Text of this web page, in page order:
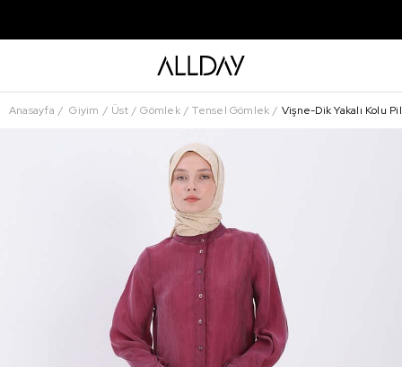
Anasayfa Giyim Üst Gömlek Tensel Gömlek Vişne-Dik Yakalı Kolu